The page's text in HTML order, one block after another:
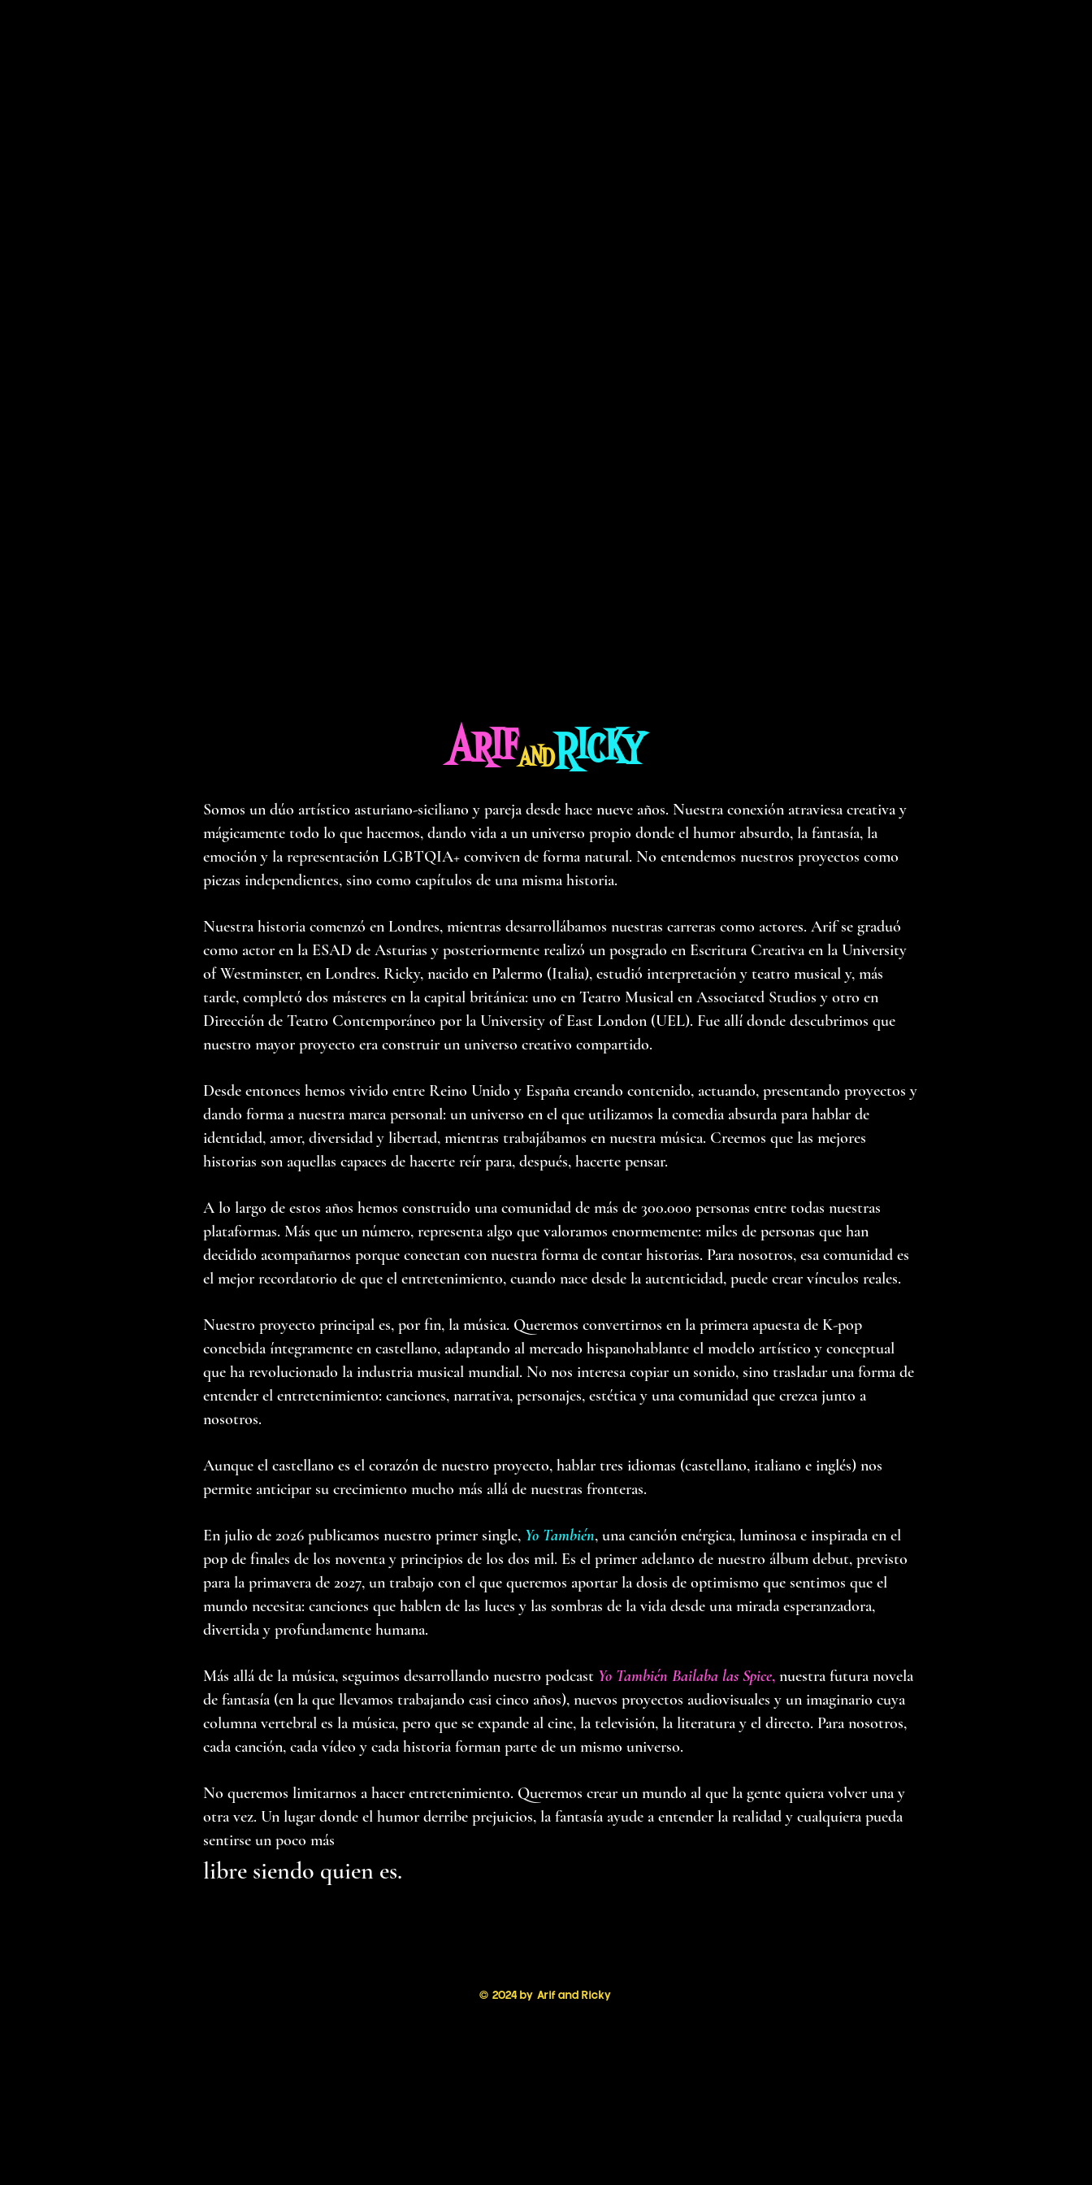
ArifandRicky
Somos un dúo artístico asturiano-siciliano y pareja desde hace nueve años. Nuestra conexión atraviesa creativa y
mágicamente todo lo que hacemos, dando vida a un universo propio donde el humor absurdo, la fantasía, la
emoción y la representación LGBTQIA+ conviven de forma natural. No entendemos nuestros proyectos como
piezas independientes, sino como capítulos de una misma historia.
Nuestra historia comenzó en Londres, mientras desarrollábamos nuestras carreras como actores. Arif se graduó
como actor en la ESAD de Asturias y posteriormente realizó un posgrado en Escritura Creativa en la University
of Westminster, en Londres. Ricky, nacido en Palermo (Italia), estudió interpretación y teatro musical y, más
tarde, completó dos másteres en la capital británica: uno en Teatro Musical en Associated Studios y otro en
Dirección de Teatro Contemporáneo por la University of East London (UEL). Fue allí donde descubrimos que
nuestro mayor proyecto era construir un universo creativo compartido.
Desde entonces hemos vivido entre Reino Unido y España creando contenido, actuando, presentando proyectos y
dando forma a nuestra marca personal: un universo en el que utilizamos la comedia absurda para hablar de
identidad, amor, diversidad y libertad, mientras trabajábamos en nuestra música. Creemos que las mejores
historias son aquellas capaces de hacerte reír para, después, hacerte pensar.
A lo largo de estos años hemos construido una comunidad de más de 300.000 personas entre todas nuestras
plataformas. Más que un número, representa algo que valoramos enormemente: miles de personas que han
decidido acompañarnos porque conectan con nuestra forma de contar historias. Para nosotros, esa comunidad es
el mejor recordatorio de que el entretenimiento, cuando nace desde la autenticidad, puede crear vínculos reales.
Nuestro proyecto principal es, por fin, la música. Queremos convertirnos en la primera apuesta de K-pop
concebida íntegramente en castellano, adaptando al mercado hispanohablante el modelo artístico y conceptual
que ha revolucionado la industria musical mundial. No nos interesa copiar un sonido, sino trasladar una forma de
entender el entretenimiento: canciones, narrativa, personajes, estética y una comunidad que crezca junto a
nosotros.
Aunque el castellano es el corazón de nuestro proyecto, hablar tres idiomas (castellano, italiano e inglés) nos
permite anticipar su crecimiento mucho más allá de nuestras fronteras.
En julio de 2026 publicamos nuestro primer single, Yo También, una canción enérgica, luminosa e inspirada en el
pop de finales de los noventa y principios de los dos mil. Es el primer adelanto de nuestro álbum debut, previsto
para la primavera de 2027, un trabajo con el que queremos aportar la dosis de optimismo que sentimos que el
mundo necesita: canciones que hablen de las luces y las sombras de la vida desde una mirada esperanzadora,
divertida y profundamente humana.
Más allá de la música, seguimos desarrollando nuestro podcast Yo También Bailaba las Spice, nuestra futura novela
de fantasía (en la que llevamos trabajando casi cinco años), nuevos proyectos audiovisuales y un imaginario cuya
columna vertebral es la música, pero que se expande al cine, la televisión, la literatura y el directo. Para nosotros,
cada canción, cada vídeo y cada historia forman parte de un mismo universo.
No queremos limitarnos a hacer entretenimiento. Queremos crear un mundo al que la gente quiera volver una y
otra vez. Un lugar donde el humor derribe prejuicios, la fantasía ayude a entender la realidad y cualquiera pueda
sentirse un poco más
libre siendo quien es.
© 2024 by Arif and Ricky